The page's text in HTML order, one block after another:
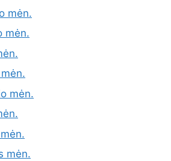
mėn.
mėn.
mėn.
mėn.